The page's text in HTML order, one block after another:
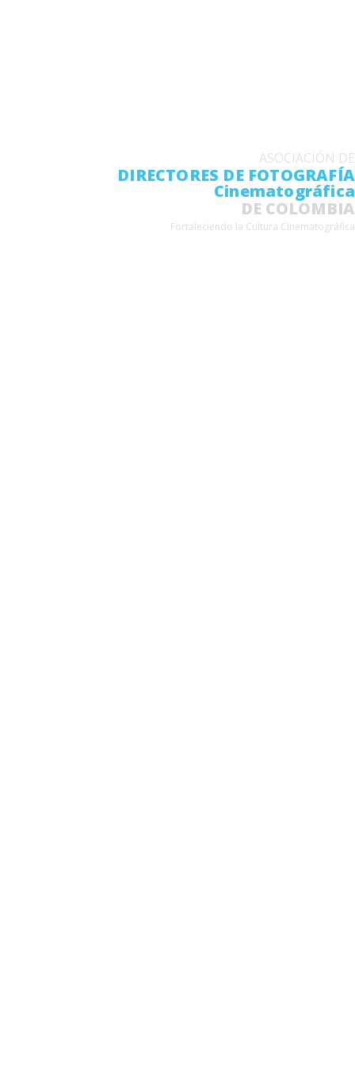
ASOCIACIÓN DE
DIRECTORES DE FOTOGRAFÍA
Cinematográfica
DE COLOMBIA
Fortaleciendo la Cultura Cinematográfica